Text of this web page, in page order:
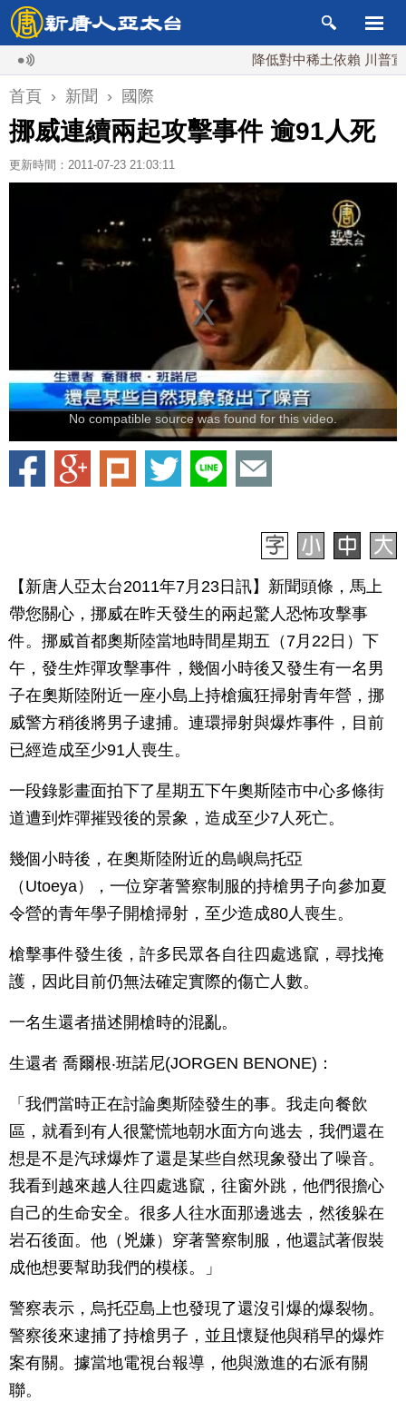
降低對中稀土依賴 川普宣布礦
首頁 › 新聞 › 國際
挪威連續兩起攻擊事件 逾91人死
更新時間：2011-07-23 21:03:11
No compatible source was found for this video.
【新唐人亞太台2011年7月23日訊】新聞頭條，馬上
帶您關心，挪威在昨天發生的兩起驚人恐怖攻擊事
件。挪威首都奧斯陸當地時間星期五（7月22日）下
午，發生炸彈攻擊事件，幾個小時後又發生有一名男
子在奧斯陸附近一座小島上持槍瘋狂掃射青年營，挪
威警方稍後將男子逮捕。連環掃射與爆炸事件，目前
已經造成至少91人喪生。
一段錄影畫面拍下了星期五下午奧斯陸市中心多條街
道遭到炸彈摧毀後的景象，造成至少7人死亡。
幾個小時後，在奧斯陸附近的島嶼烏托亞
（Utoeya），一位穿著警察制服的持槍男子向參加夏
令營的青年學子開槍掃射，至少造成80人喪生。
槍擊事件發生後，許多民眾各自往四處逃竄，尋找掩
護，因此目前仍無法確定實際的傷亡人數。
一名生還者描述開槍時的混亂。
生還者 喬爾根‧班諾尼(JORGEN BENONE)：
「我們當時正在討論奧斯陸發生的事。我走向餐飲
區，就看到有人很驚慌地朝水面方向逃去，我們還在
想是不是汽球爆炸了還是某些自然現象發出了噪音。
我看到越來越人往四處逃竄，往窗外跳，他們很擔心
自己的生命安全。很多人往水面那邊逃去，然後躲在
岩石後面。他（兇嫌）穿著警察制服，他還試著假裝
成他想要幫助我們的模樣。」
警察表示，烏托亞島上也發現了還沒引爆的爆裂物。
警察後來逮捕了持槍男子，並且懷疑他與稍早的爆炸
案有關。據當地電視台報導，他與激進的右派有關
聯。